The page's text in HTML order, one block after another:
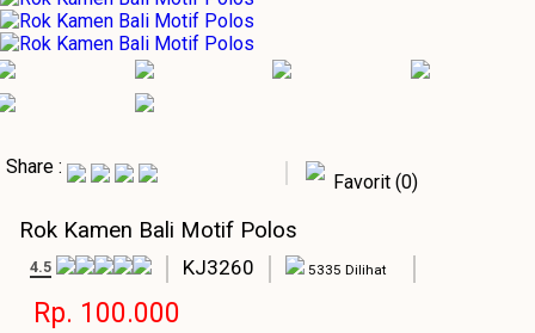
Share :
Favorit (0)
Rok Kamen Bali Motif Polos
4.5 KJ3260 5335 Dilihat
Rp. 100.000